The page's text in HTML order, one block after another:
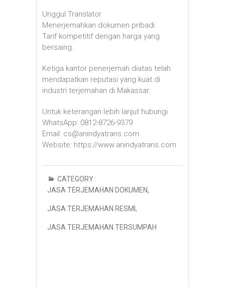
Unggul Translator
Menerjemahkan dokumen pribadi.
Tarif kompetitif dengan harga yang
bersaing.
Ketiga kantor penerjemah diatas telah
mendapatkan reputasi yang kuat di
industri terjemahan di Makassar.
Untuk keterangan lebih lanjut hubungi:
WhatsApp: 0812-8726-9379
Email: cs@anindyatrans.com
Website: https://www.anindyatrans.com
CATEGORY :
JASA TERJEMAHAN DOKUMEN,
JASA TERJEMAHAN RESMI ,
JASA TERJEMAHAN TERSUMPAH